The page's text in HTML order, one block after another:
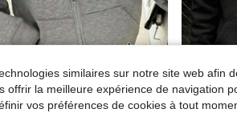
similaires sur notre site web afin
offrir la meilleure expérience de navigation
vos préférences de cookies à tout